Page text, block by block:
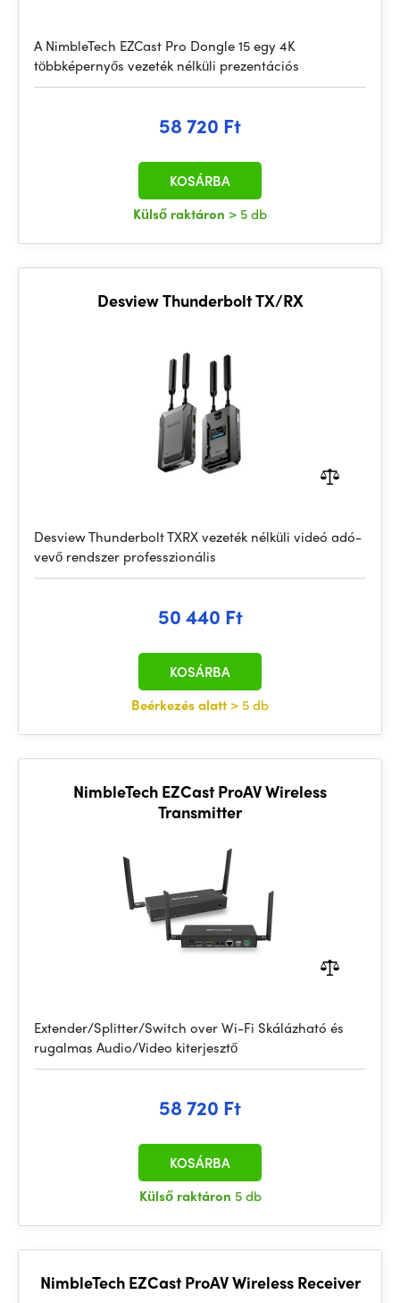
A NimbleTech EZCast Pro Dongle 15 egy 4K
többképernyős vezeték nélküli prezentációs
58 720 Ft
Külső raktáron > 5 db
KOSÁRBA
Desview Thunderbolt TX/RX
Desview Thunderbolt TXRX vezeték nélküli videó adó-
vevő rendszer professzionális
50 440 Ft
Beérkezés alatt> 5 db
KOSÁRBA
NimbleTech EZCast ProAV Wireless
Transmitter
Extender/Splitter/Switch over Wi-Fi Skálázható és
rugalmas Audio/Video kiterjesztő
58 720 Ft
Külső raktáron 5 db
KOSÁRBA
NimbleTech EZCast ProAV Wireless Receiver